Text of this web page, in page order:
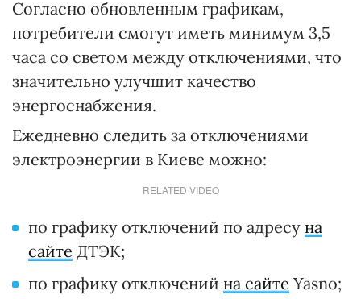
Согласно обновленным графикам,
потребители смогут иметь минимум 3,5
часа со светом между отключениями, что
значительно улучшит качество
энергоснабжения.
Ежедневно следить за отключениями
электроэнергии в Киеве можно:
RELATED VIDEO
по графику отключений по адресу на
сайте ДТЭК;
по графику отключений на сайте Yasno;